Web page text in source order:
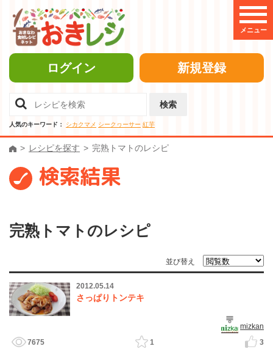
メニュー
ログイン 新規登録
検索
人気のキーワード： シカクマメ シークヮーサー 紅芋
レシピを探す 完熟トマトのレシピ
検索結果
完熟トマトのレシピ
並び替え
2012.05.14
さっぱりトンテキ
mizkan
7675
1 3